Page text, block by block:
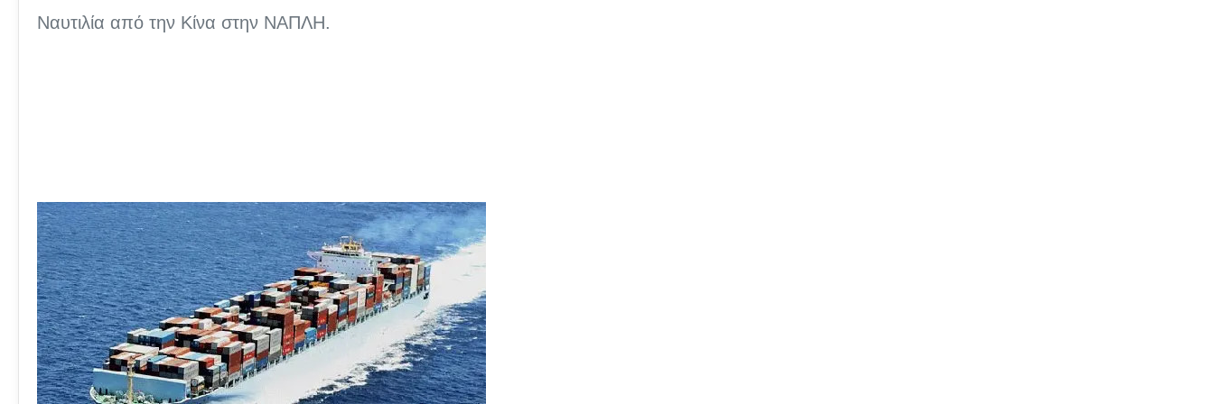
Ναυτιλία από την Κίνα στην ΝΑΠΛΗ.